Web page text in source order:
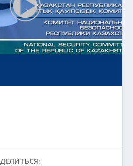
ДЕЛИТЬСЯ: